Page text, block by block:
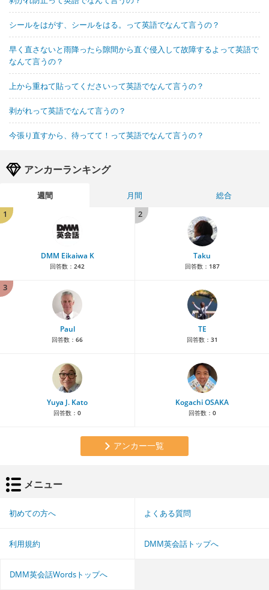
シールをはがす、シールをはる。って英語でなんて言うの？
早く直さないと雨降ったら隙間から直ぐ侵入して故障するよって英語で
なんて言うの？
上から重ねて貼ってくださいって英語でなんて言うの？
剥がれって英語でなんて言うの？
今張り直すから、待ってて！って英語でなんて言うの？
アンカーランキング
週間 月間
総合
1
DMM Eikaiwa K
回答数： 242
2
Taku
回答数： 187
3
Paul
回答数： 66
TE
回答数： 31
Yuya J. Kato
回答数： 0
Kogachi OSAKA
回答数： 0
アンカー一覧
メニュー
初めての方へ よくある質問
利用規約 DMM英会話トップへ
DMM英会話Wordsトップへ